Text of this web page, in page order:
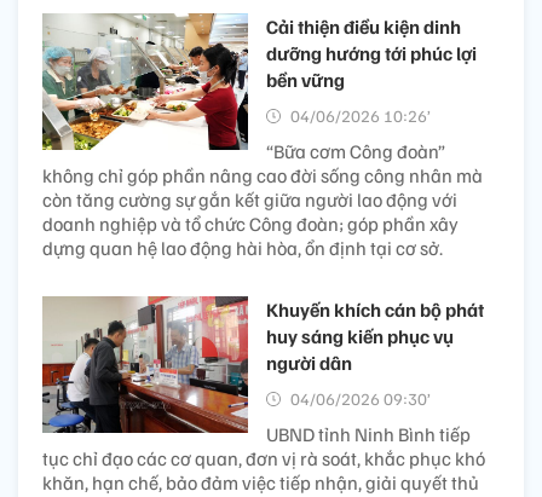
Cải thiện điều kiện dinh
dưỡng hướng tới phúc lợi
bền vững
04/06/2026 10:26’
“Bữa cơm Công đoàn”
không chỉ góp phần nâng cao đời sống công nhân mà
còn tăng cường sự gắn kết giữa người lao động với
doanh nghiệp và tổ chức Công đoàn; góp phần xây
dựng quan hệ lao động hài hòa, ổn định tại cơ sở.
Khuyến khích cán bộ phát
huy sáng kiến phục vụ
người dân
04/06/2026 09:30’
UBND tỉnh Ninh Bình tiếp
tục chỉ đạo các cơ quan, đơn vị rà soát, khắc phục khó
khăn, hạn chế, bảo đảm việc tiếp nhận, giải quyết thủ